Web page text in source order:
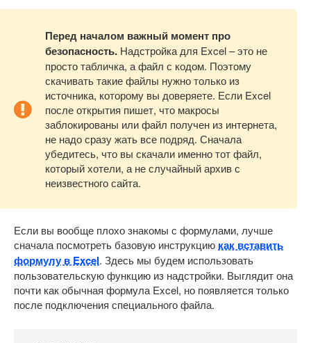
Перед началом важный момент про
безопасность. Надстройка для Excel – это не
просто табличка, а файл с кодом. Поэтому
скачивать такие файлы нужно только из
источника, которому вы доверяете. Если Excel
после открытия пишет, что макросы
заблокированы или файл получен из интернета,
не надо сразу жать все подряд. Сначала
убедитесь, что вы скачали именно тот файл,
который хотели, а не случайный архив с
неизвестного сайта.
Если вы вообще плохо знакомы с формулами, лучше
сначала посмотреть базовую инструкцию как вставить
формулу в Excel. Здесь мы будем использовать
пользовательскую функцию из надстройки. Выглядит она
почти как обычная формула Excel, но появляется только
после подключения специального файла.